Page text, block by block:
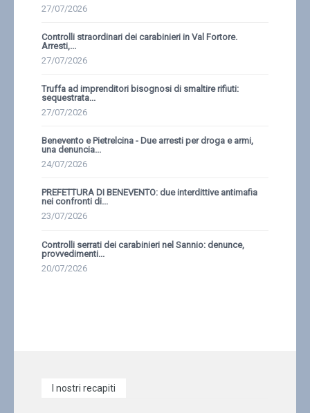
27/07/2026
Controlli straordinari dei carabinieri in Val Fortore.
Arresti,...
27/07/2026
Truffa ad imprenditori bisognosi di smaltire rifiuti:
sequestrata...
27/07/2026
Benevento e Pietrelcina - Due arresti per droga e armi,
una denuncia...
24/07/2026
PREFETTURA DI BENEVENTO: due interdittive antimafia
nei confronti di...
23/07/2026
Controlli serrati dei carabinieri nel Sannio: denunce,
provvedimenti...
20/07/2026
I nostri recapiti